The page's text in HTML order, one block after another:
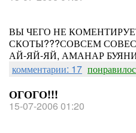
ВЫ ЧЕГО НЕ
СКОТЫ???СОВСЕМ
АЙ-ЯЙ-ЯЙ, АМАНАР
комментарии: 17
ОГОГО!!!
15-07-2006 01:20